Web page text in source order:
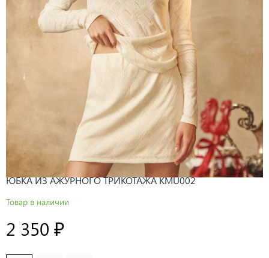
ЮБКА ИЗ АЖУРНОГО ТРИКОТАЖА KMU002
Товар в наличии
2 350 ₽